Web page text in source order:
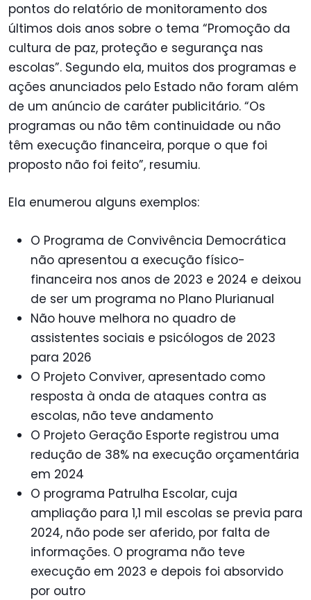
pontos do relatório de monitoramento dos
últimos dois anos sobre o tema “Promoção da
cultura de paz, proteção e segurança nas
escolas”. Segundo ela, muitos dos programas e
ações anunciados pelo Estado não foram além
de um anúncio de caráter publicitário. “Os
programas ou não têm continuidade ou não
têm execução financeira, porque o que foi
proposto não foi feito”, resumiu.
Ela enumerou alguns exemplos:
O Programa de Convivência Democrática
não apresentou a execução físico-
financeira nos anos de 2023 e 2024 e deixou
de ser um programa no Plano Plurianual
Não houve melhora no quadro de
assistentes sociais e psicólogos de 2023
para 2026
O Projeto Conviver, apresentado como
resposta à onda de ataques contra as
escolas, não teve andamento
O Projeto Geração Esporte registrou uma
redução de 38% na execução orçamentária
em 2024
O programa Patrulha Escolar, cuja
ampliação para 1,1 mil escolas se previa para
2024, não pode ser aferido, por falta de
informações. O programa não teve
execução em 2023 e depois foi absorvido
por outro